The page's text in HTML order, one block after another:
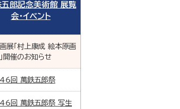
郎記念美術館 展覧
会・イベント
展「村上康成 絵本原画
開催のお知らせ
回 萬鉄五郎祭
回 萬鉄五郎祭 写生